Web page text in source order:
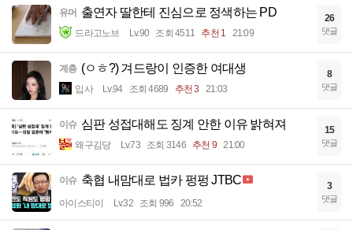
유머 출연자 딸한테 진심으로 정색하는 PD
드라고노브 Lv.90 조회 4511 추천 1 21:09
26
댓글
계층 (ㅇㅎ?) 겨드랑이 인증한 여대생
입사 Lv.94 조회 4689 추천 3 21:03
8
댓글
이슈 심판 성접대해도 징계 안한 이유 밝혀져
왜구김당 Lv.73 조회 3146 추천 9 21:00
15
댓글
이슈 축협 내맘대로 법카 펑펑 JTBC
아이스티이 Lv.32 조회 996 20:52
3
댓글